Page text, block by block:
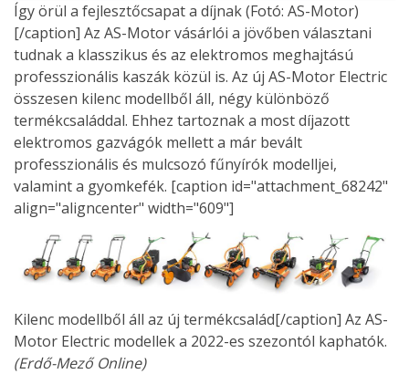
Így örül a fejlesztőcsapat a díjnak (Fotó: AS-Motor)
[/caption] Az AS-Motor vásárlói a jövőben választani
tudnak a klasszikus és az elektromos meghajtású
professzionális kaszák közül is. Az új AS-Motor Electric
összesen kilenc modellből áll, négy különböző
termékcsaláddal. Ehhez tartoznak a most díjazott
elektromos gazvágók mellett a már bevált
professzionális és mulcsozó fűnyírók modelljei,
valamint a gyomkefék. [caption id="attachment_68242"
align="aligncenter" width="609"]
Kilenc modellből áll az új termékcsalád[/caption] Az AS-
Motor Electric modellek a 2022-es szezontól kaphatók.
(Erdő-Mező Online)